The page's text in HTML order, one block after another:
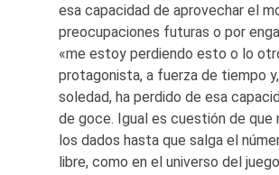
esa capacidad de aprovechar el
preocupaciones futuras o por
«me estoy perdiendo esto o lo
protagonista, a fuerza de tiempo
soledad, ha perdido de esa
de goce. Igual es cuestión de que
los dados hasta que salga el
libre, como en el universo del